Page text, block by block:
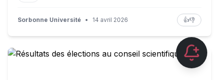
Sorbonne Université • 14 avril 2026 👍👎
Résultats des élections au conseil scientifique